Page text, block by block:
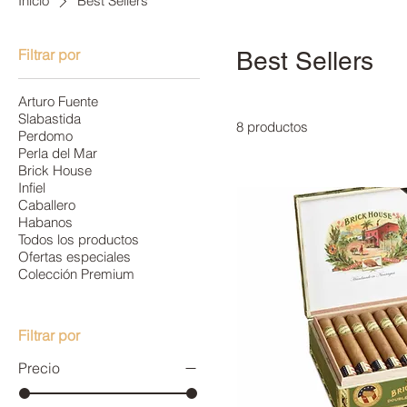
Filtrar por
Arturo Fuente
Slabastida
Perdomo
Perla del Mar
Brick House
Infiel
Caballero
Habanos
Todos los productos
Ofertas especiales
Colección Premium
Filtrar por
Precio
Best Sellers
8 productos